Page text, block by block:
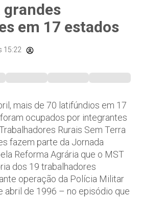
grandes
em 17 estados
15:22
mais de 70 latifúndios em 17
ocupados por integrantes
Rurais Sem Terra
fazem parte da Jornada
Reforma Agrária que o MST
dos 19 trabalhadores
operação da Polícia Militar
abril de 1996 – no episódio que